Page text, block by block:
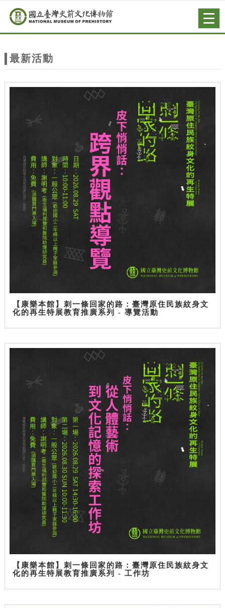
站
主
跳到主要內容
網站導覽
最新活動
【康樂本館】刺一條回家的路：臺灣原住民族紋身文
化的再生特展教育推廣系列 - 導覽活動
【康樂本館】刺一條回家的路：臺灣原住民族紋身文
化的再生特展教育推廣系列 - 工作坊